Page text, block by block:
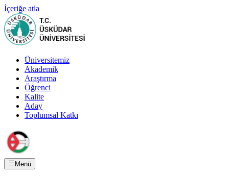
İçeriğe atla
Üniversitemiz
Akademik
Araştırma
Öğrenci
Kalite
Aday
Toplumsal Katkı
Menü